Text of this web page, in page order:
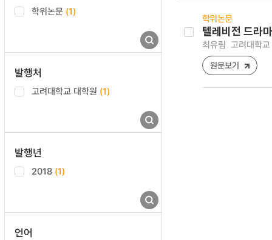
학위논문 (1)
발행처
고려대학교 대학원 (1)
발행년
2018 (1)
언어
학위논문
텔레비전 드라
최유림 고려대학
원문보기